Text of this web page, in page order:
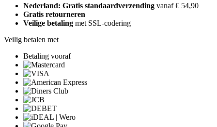
Nederland: Gratis standaardverzending vanaf € 54,90
Gratis retourneren
Veilige betaling met SSL-codering
Veilig betalen met
Betaling vooraf